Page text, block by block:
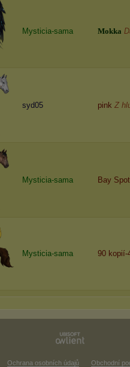
Mysticia-sama Mokka
syd05 pink Z
Mysticia-sama Bay
Mysticia-sama 90 kopií-
Ochrana osobních údajů Obchodní